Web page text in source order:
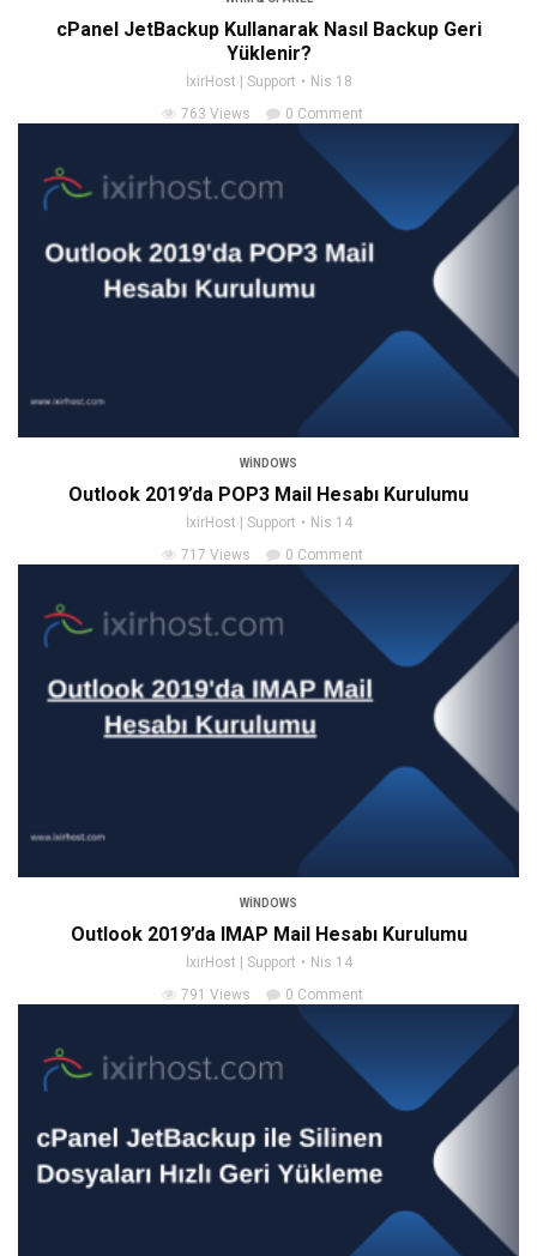
cPanel JetBackup Kullanarak Nasıl Backup Geri
Yüklenir?
İxirHost | Support
Nis 18
763 Views
0 Comment
WINDOWS
Outlook 2019’da POP3 Mail Hesabı Kurulumu
İxirHost | Support
Nis 14
717 Views
0 Comment
WINDOWS
Outlook 2019’da IMAP Mail Hesabı Kurulumu
İxirHost | Support
Nis 14
791 Views
0 Comment